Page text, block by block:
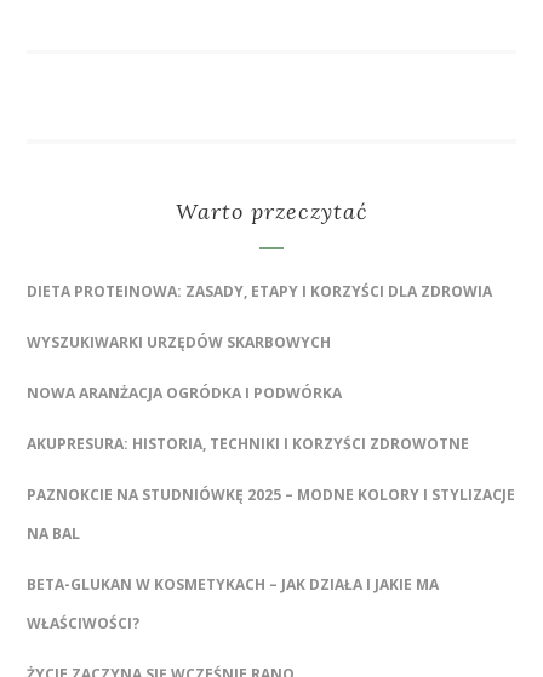
Warto przeczytać
DIETA PROTEINOWA: ZASADY, ETAPY I KORZYŚCI DLA ZDROWIA
WYSZUKIWARKI URZĘDÓW SKARBOWYCH
NOWA ARANŻACJA OGRÓDKA I PODWÓRKA
AKUPRESURA: HISTORIA, TECHNIKI I KORZYŚCI ZDROWOTNE
PAZNOKCIE NA STUDNIÓWKĘ 2025 – MODNE KOLORY I STYLIZACJE
NA BAL
BETA-GLUKAN W KOSMETYKACH – JAK DZIAŁA I JAKIE MA
WŁAŚCIWOŚCI?